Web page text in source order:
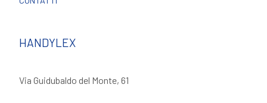
HANDYLEX
Via Guidubaldo del Monte, 61